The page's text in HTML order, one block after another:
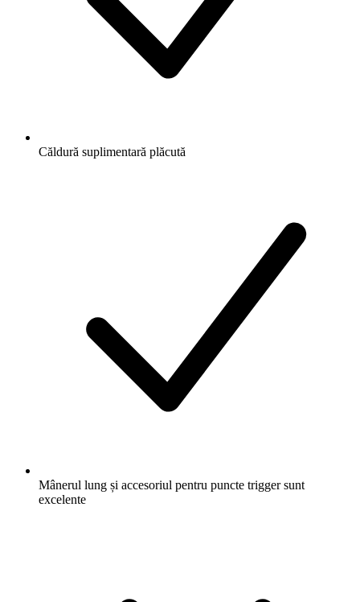
Căldură suplimentară plăcută
Mânerul lung și accesoriul pentru puncte trigger sunt
excelente